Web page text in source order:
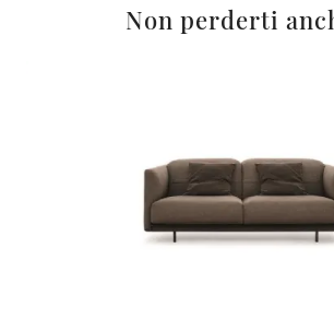
Non perderti